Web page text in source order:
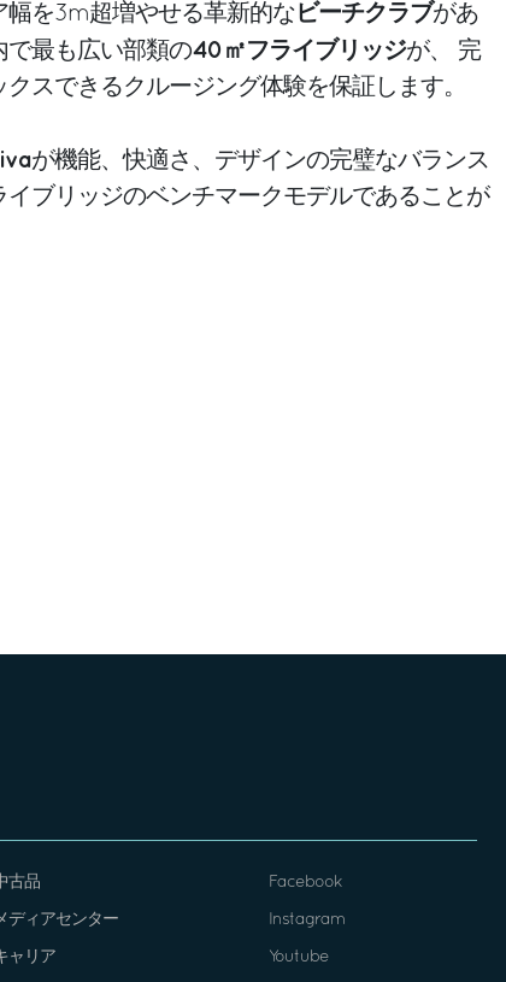
幅を3m超増やせる革新的な ビーチクラブがあ
で最も広い部類の40㎡フライブリッジが、 完
スできるクルージング体験を保証します。
が機能、快適さ、デザインの完璧なバランス
ブリッジのベンチマークモデルであることが
古品
ディアセンター
ャリア
Facebook
Instagram
Youtube